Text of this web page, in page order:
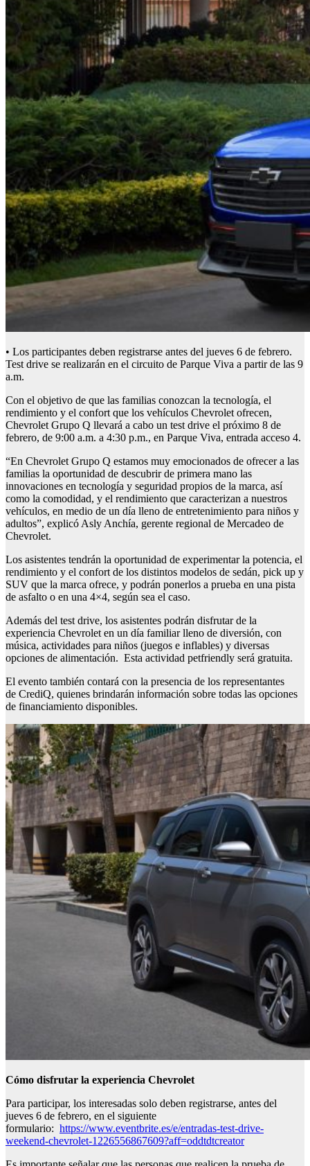
• Los participantes deben registrarse antes del jueves 6 de febrero.
Test drive se realizarán en el circuito de Parque Viva a partir de las 9
a.m.
Con el objetivo de que las familias conozcan la tecnología, el
rendimiento y el confort que los vehículos Chevrolet ofrecen,
Chevrolet Grupo Q llevará a cabo un test drive el próximo 8 de
febrero, de 9:00 a.m. a 4:30 p.m., en Parque Viva, entrada acceso 4.
“En Chevrolet Grupo Q estamos muy emocionados de ofrecer a las
familias la oportunidad de descubrir de primera mano las
innovaciones en tecnología y seguridad propios de la marca, así
como la comodidad, y el rendimiento que caracterizan a nuestros
vehículos, en medio de un día lleno de entretenimiento para niños y
adultos”, explicó Asly Anchía, gerente regional de Mercadeo de
Chevrolet.
Los asistentes tendrán la oportunidad de experimentar la potencia, el
rendimiento y el confort de los distintos modelos de sedán, pick up y
SUV que la marca ofrece, y podrán ponerlos a prueba en una pista
de asfalto o en una 4×4, según sea el caso.
Además del test drive, los asistentes podrán disfrutar de la
experiencia Chevrolet en un día familiar lleno de diversión, con
música, actividades para niños (juegos e inflables) y diversas
opciones de alimentación. Esta actividad petfriendly será gratuita.
El evento también contará con la presencia de los representantes
de CrediQ, quienes brindarán información sobre todas las opciones
de financiamiento disponibles.
Cómo disfrutar la experiencia Chevrolet
Para participar, los interesadas solo deben registrarse, antes del
jueves 6 de febrero, en el siguiente
formulario: https://www.eventbrite.es/e/entradas-test-drive-
weekend-chevrolet-1226556867609?aff=oddtdtcreator